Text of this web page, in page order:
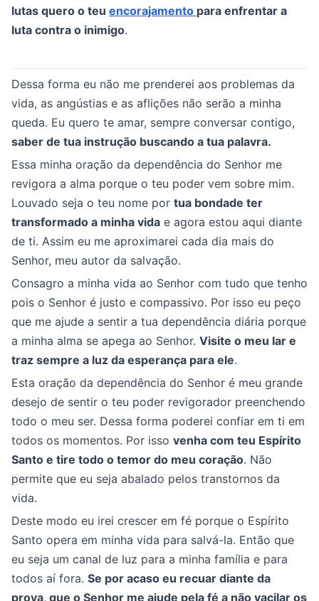
lutas quero o teu encorajamento para enfrentar a
luta contra o inimigo.
Dessa forma eu não me prenderei aos problemas da
vida, as angústias e as aflições não serão a minha
queda. Eu quero te amar, sempre conversar contigo,
saber de tua instrução buscando a tua palavra.
Essa minha oração da dependência do Senhor me
revigora a alma porque o teu poder vem sobre mim.
Louvado seja o teu nome por tua bondade ter
transformado a minha vida e agora estou aqui diante
de ti. Assim eu me aproximarei cada dia mais do
Senhor, meu autor da salvação.
Consagro a minha vida ao Senhor com tudo que tenho
pois o Senhor é justo e compassivo. Por isso eu peço
que me ajude a sentir a tua dependência diária porque
a minha alma se apega ao Senhor. Visite o meu lar e
traz sempre a luz da esperança para ele.
Esta oração da dependência do Senhor é meu grande
desejo de sentir o teu poder revigorador preenchendo
todo o meu ser. Dessa forma poderei confiar em ti em
todos os momentos. Por isso venha com teu Espírito
Santo e tire todo o temor do meu coração. Não
permite que eu seja abalado pelos transtornos da
vida.
Deste modo eu irei crescer em fé porque o Espírito
Santo opera em minha vida para salvá-la. Então que
eu seja um canal de luz para a minha família e para
todos aí fora. Se por acaso eu recuar diante da
prova, que o Senhor me ajude pela fé a não vacilar os